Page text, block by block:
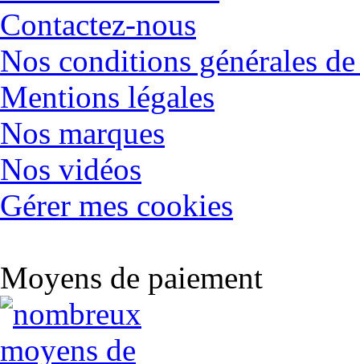
Contactez-nous
Nos conditions générales
Mentions légales
Nos marques
Nos vidéos
Gérer mes cookies
Moyens de paiement